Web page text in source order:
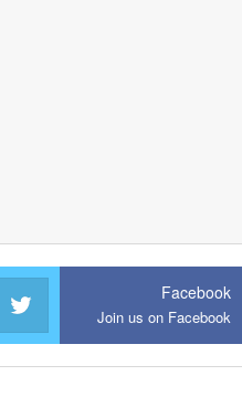
Facebook
Join us on Facebook